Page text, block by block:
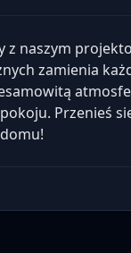
z naszym
zamienia
Przenieś